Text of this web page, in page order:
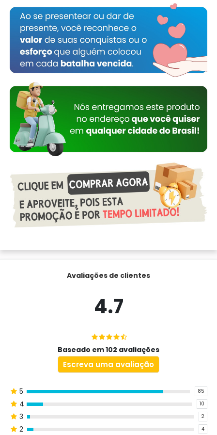
Avaliações de clientes
4.7
Baseado em 102 avaliações
Escreva uma avaliação
5 85
4 10
3 2
2 4